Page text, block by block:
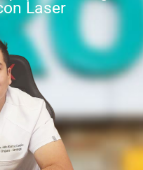
Laser